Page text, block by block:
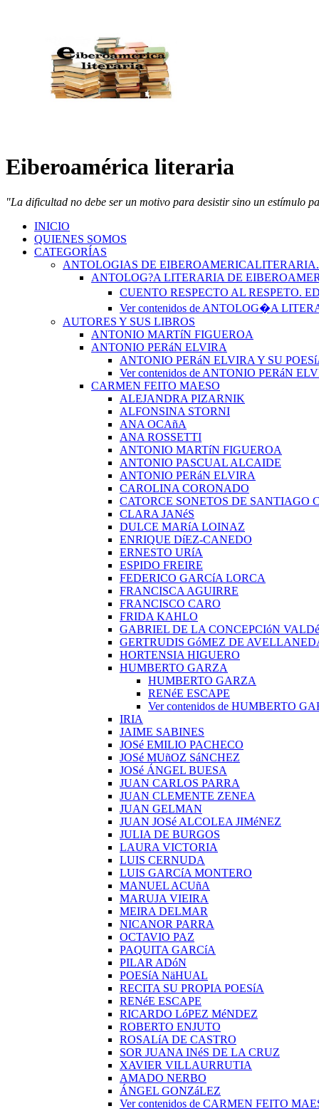
Eiberoamérica literaria
"La dificultad no debe ser un motivo para desistir sino un estímulo
INICIO
QUIENES SOMOS
CATEGORÍAS
ANTOLOGIAS DE
ANTOLOG?A LITERARIA DE
CUENTO RESPECTO AL RESPETO.
Ver contenidos de ANTOLOG�A
AUTORES Y SUS LIBROS
ANTONIO MARTíN FIGUEROA
ANTONIO PERáN ELVIRA
ANTONIO PERáN ELVIRA Y SU
Ver contenidos de ANTONIO PERáN
CARMEN FEITO MAESO
ALEJANDRA PIZARNIK
ALFONSINA STORNI
ANA OCAñA
ANA ROSSETTI
ANTONIO MARTíN FIGUEROA
ANTONIO PASCUAL ALCAIDE
ANTONIO PERáN ELVIRA
CAROLINA CORONADO
CATORCE SONETOS DE SANTIAGO
CLARA JANéS
DULCE MARíA LOINAZ
ENRIQUE DíEZ-CANEDO
ERNESTO URíA
ESPIDO FREIRE
FEDERICO GARCíA LORCA
FRANCISCA AGUIRRE
FRANCISCO CARO
FRIDA KAHLO
GABRIEL DE LA CONCEPCIóN
GERTRUDIS GóMEZ DE
HORTENSIA HIGUERO
HUMBERTO GARZA
HUMBERTO GARZA
RENéE ESCAPE
Ver contenidos de HUMBERTO
IRIA
JAIME SABINES
JOSé EMILIO PACHECO
JOSé MUñOZ SáNCHEZ
JOSé ÁNGEL BUESA
JUAN CARLOS PARRA
JUAN CLEMENTE ZENEA
JUAN GELMAN
JUAN JOSé ALCOLEA JIMéNEZ
JULIA DE BURGOS
LAURA VICTORIA
LUIS CERNUDA
LUIS GARCíA MONTERO
MANUEL ACUñA
MARUJA VIEIRA
MEIRA DELMAR
NICANOR PARRA
OCTAVIO PAZ
PAQUITA GARCíA
PILAR ADóN
POESíA NäHUAL
RECITA SU PROPIA POESíA
RENéE ESCAPE
RICARDO LóPEZ MéNDEZ
ROBERTO ENJUTO
ROSALíA DE CASTRO
SOR JUANA INéS DE LA CRUZ
XAVIER VILLAURRUTIA
AMADO NERBO
ÁNGEL GONZáLEZ
Ver contenidos de CARMEN FEITO